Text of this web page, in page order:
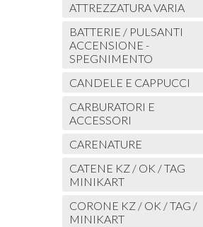
ATTREZZATURA VARIA
BATTERIE / PULSANTI
ACCENSIONE -
SPEGNIMENTO
CANDELE E CAPPUCCI
CARBURATORI E
ACCESSORI
CARENATURE
CATENE KZ / OK / TAG
MINIKART
CORONE KZ / OK / TAG /
MINIKART